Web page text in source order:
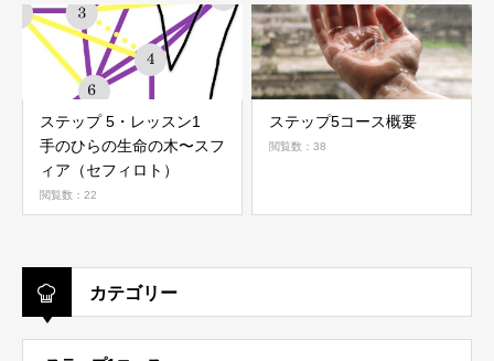
ステップ 5・レッスン1
手のひらの生命の木〜スフ
ィア（セフィロト）
閲覧数：22
ステップ5コース概要
閲覧数：38
カテゴリー